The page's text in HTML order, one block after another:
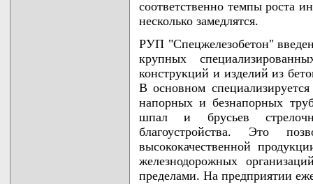
соответственно темпы роста
несколько замедлятся.
РУП "Спецжелезобетон"
крупных
конструкций и изделий из
В основном
напорных и безнапорных
шпал и брусьев
благоустройства. Это
высококачественной
железнодорожных
пределами. На предприятии